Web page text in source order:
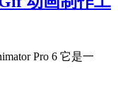
Pro 6 它是一